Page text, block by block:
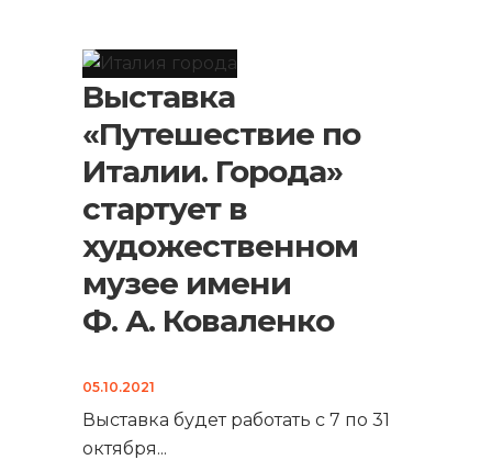
Выставка
«Путешествие по
Италии. Города»
стартует в
художественном
музее имени
Ф. А. Коваленко
05.10.2021
Выставка будет работать с 7 по 31
октября...